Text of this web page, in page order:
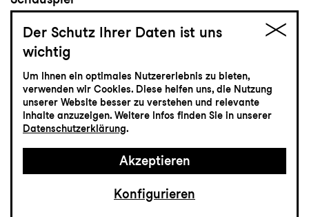
29.5Freitag
Dieses Stück geht schief
Mord auf Schloss Haversham
Grosses Haus
19:30 - 21:30
Der Schutz Ihrer Daten ist uns
wichtig
Um Ihnen ein optimales Nutzererlebnis zu bieten,
verwenden wir Cookies. Diese helfen uns, die Nutzung
unserer Website besser zu verstehen und relevante
Inhalte anzuzeigen. Weitere Infos finden Sie in unserer
Datenschutzerklärung.
Akzeptieren
Konfigurieren